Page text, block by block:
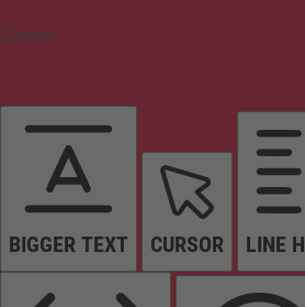
Content
BIGGER TEXT CURSOR LINE